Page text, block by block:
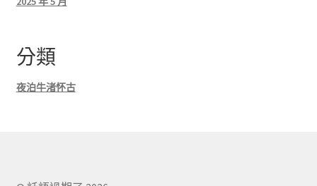
分類
夜泊牛渚怀古